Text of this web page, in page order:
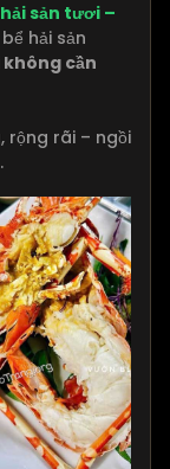
hải sản tươi –
hải sản
cần
rộng rãi – ngồi